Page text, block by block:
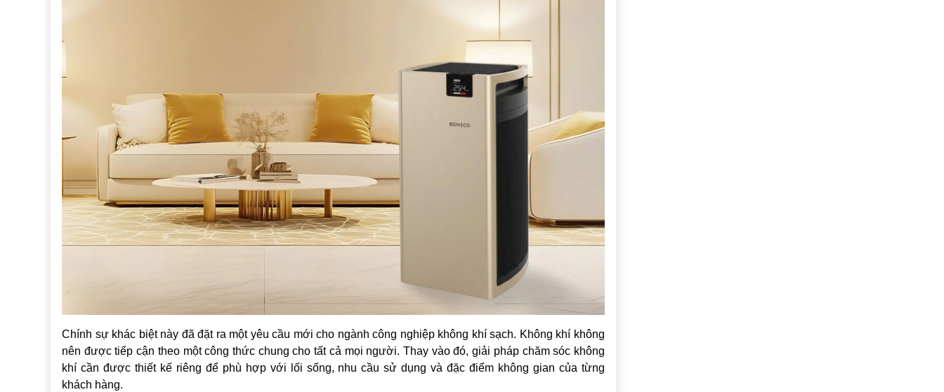
Chính sự khác biệt này đã đặt ra một yêu cầu mới cho ngành công nghiệp không khí sạch. Không khí không
nên được tiếp cận theo một công thức chung cho tất cả mọi người. Thay vào đó, giải pháp chăm sóc không
khí cần được thiết kế riêng để phù hợp với lối sống, nhu cầu sử dụng và đặc điểm không gian của từng
khách hàng.